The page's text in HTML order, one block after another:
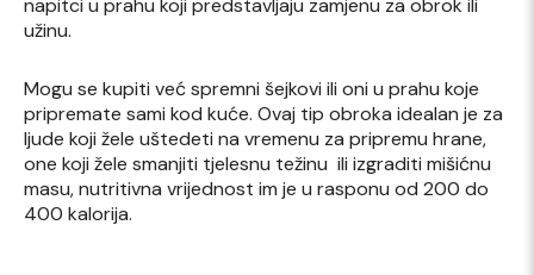
napitci u prahu koji predstavljaju zamjenu za obrok ili
užinu.
Mogu se kupiti već spremni šejkovi ili oni u prahu koje
pripremate sami kod kuće. Ovaj tip obroka idealan je za
ljude koji žele uštedeti na vremenu za pripremu hrane,
one koji žele smanjiti tjelesnu težinu ili izgraditi mišićnu
masu, nutritivna vrijednost im je u rasponu od 200 do
400 kalorija.